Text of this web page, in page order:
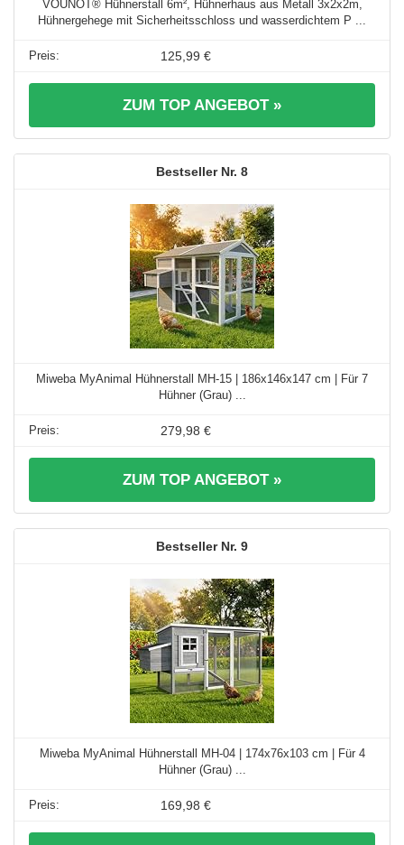
VOUNOT® Hühnerstall 6m², Hühnerhaus aus Metall 3x2x2m,
Hühnergehege mit Sicherheitsschloss und wasserdichtem P ...
125,99 €
ZUM TOP ANGEBOT »
8
Miweba MyAnimal Hühnerstall MH-15 | 186x146x147 cm | Für 7
Hühner (Grau) ...
279,98 €
ZUM TOP ANGEBOT »
9
Miweba MyAnimal Hühnerstall MH-04 | 174x76x103 cm | Für 4
Hühner (Grau) ...
169,98 €